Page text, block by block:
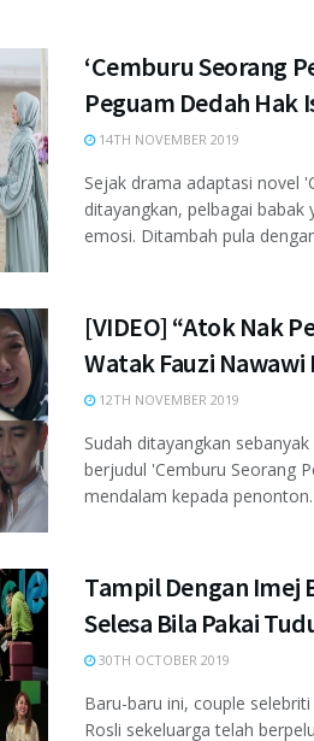
‘Cemburu Seorang
Peguam Dedah Hak
14TH NOVEMBER 2019
Sejak drama adaptasi novel
ditayangkan, pelbagai
emosi. Ditambah pula
[VIDEO] “Atok Nak
Watak Fauzi Nawawi
12TH NOVEMBER 2019
Sudah ditayangkan
berjudul 'Cemburu Seorang
mendalam kepada
Tampil Dengan Imej
Selesa Bila Pakai
30TH OCTOBER 2019
Baru-baru ini, couple
Rosli sekeluarga telah